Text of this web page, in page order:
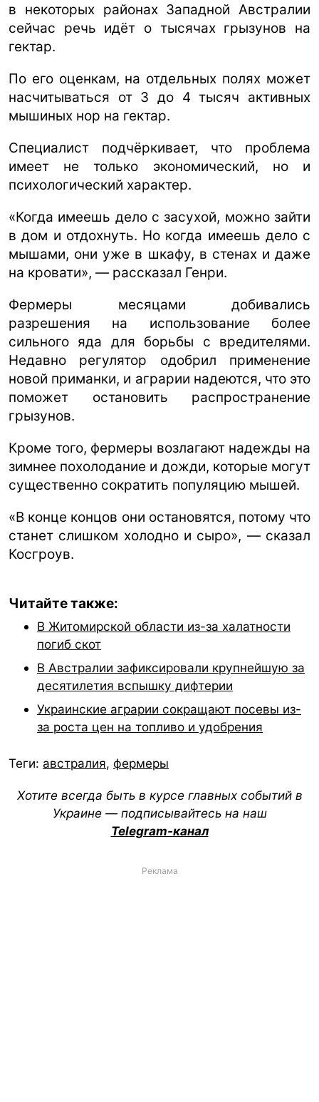
в некоторых районах Западной Австралии
сейчас речь идёт о тысячах грызунов на
гектар.
По его оценкам, на отдельных полях может
насчитываться от 3 до 4 тысяч активных
мышиных нор на гектар.
Специалист подчёркивает, что проблема
имеет не только экономический, но и
психологический характер.
«Когда имеешь дело с засухой, можно зайти
в дом и отдохнуть. Но когда имеешь дело с
мышами, они уже в шкафу, в стенах и даже
на кровати», — рассказал Генри.
Фермеры месяцами добивались
разрешения на использование более
сильного яда для борьбы с вредителями.
Недавно регулятор одобрил применение
новой приманки, и аграрии надеются, что это
поможет остановить распространение
грызунов.
Кроме того, фермеры возлагают надежды на
зимнее похолодание и дожди, которые могут
существенно сократить популяцию мышей.
«В конце концов они остановятся, потому что
станет слишком холодно и сыро», — сказал
Косгроув.
Читайте также:
В Житомирской области из-за халатности
погиб скот
В Австралии зафиксировали крупнейшую за
десятилетия вспышку дифтерии
Украинские аграрии сокращают посевы из-
за роста цен на топливо и удобрения
Теги: австралия, фермеры
Хотите всегда быть в курсе главных событий в
Украине — подписывайтесь на наш
Telegram-канал
Реклама